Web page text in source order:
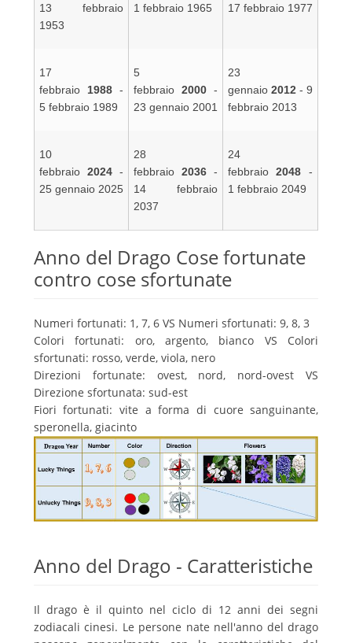
13 febbraio
1953
1 febbraio 1965
17 febbraio 1977
17
febbraio 1988-
5 febbraio 1989
5
febbraio 2000-
23 gennaio 2001
23
gennaio 2012- 9
febbraio 2013
10
febbraio 2024-
25 gennaio 2025
28
febbraio 2036-
14 febbraio
2037
24
febbraio2048 -
1 febbraio 2049
Anno del Drago Cose fortunate
contro cose sfortunate
Numeri fortunati: 1, 7, 6 VS Numeri sfortunati: 9, 8, 3
Colori fortunati: oro, argento, bianco VS Colori
sfortunati: rosso, verde, viola, nero
Direzioni fortunate: ovest, nord, nord-ovest VS
Direzione sfortunata: sud-est
Fiori fortunati: vite a forma di cuore sanguinante,
speronella, giacinto
Anno del Drago - Caratteristiche
Il drago è il quinto nel ciclo di 12 anni dei segni
zodiacali cinesi. Le persone nate nell'anno del drago